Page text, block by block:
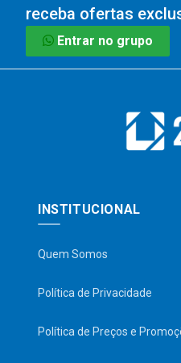
receba ofertas
Entrar no grupo
INSTITUCIONAL
Quem Somos
Política de Privacidade
Política de Preços e